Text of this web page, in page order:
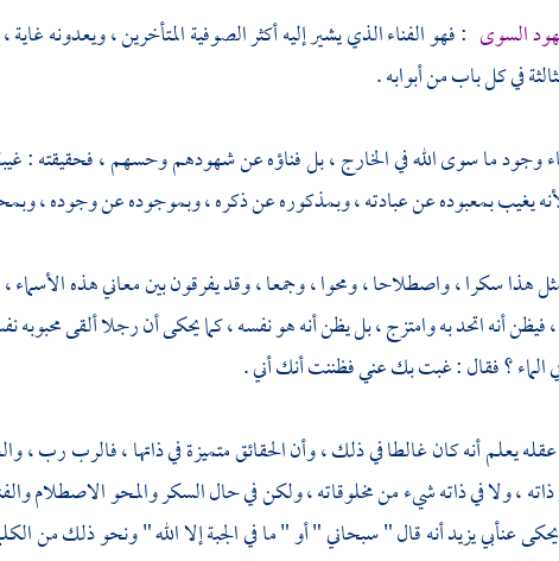
السوى : فهو الفناء الذي يشير إليه أكثرالصوفيةالمتأخرين ، ويعدونه
في كل باب من أبوابه .
وجود ما سوى الله في الخارج ، بل فناؤه عن شهودهم وحسهم ، فحقيقته :
يغيب بمعبوده عن عبادته ، وبمذكوره عن ذكره ، وبموجوده عن وجوده ،
هذا سكرا ، واصطلاحا ، ومحوا ، وجمعا ، وقد يفرقون بين معاني هذه
فيظن أنه اتحد به وامتزج ، بل يظن أنه هو نفسه ، كما يحكى أن رجلا ألقى محبوبه
الماء ؟ فقال : غبت بك عني فظننت أنك أني .
عقله يعلم أنه كان غالطا في ذلك ، وأن الحقائق متميزة في ذاتها ، فالرب رب ،
، ولا في ذاته شيء من مخلوقاته ، ولكن في حال السكر والمحو الاصطلام
عنأبي يزيدأنه قال " سبحاني " أو " ما في الجبة إلا الله " ونحو ذلك من